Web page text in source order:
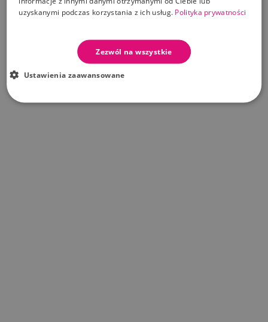
uzyskanymi podczas korzystania z ich usług. Polityka prywatności
Zezwól na wszystkie
Ustawienia zaawansowane